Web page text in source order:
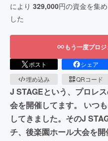
により 329,000円の資金を集め
した
もう一度プロ
ポスト シェア
埋め込み
QRコード
J STAGEという、プロレ
会を開催してます。 いつ
してきました。そのJ
チ、後楽園ホール大会を